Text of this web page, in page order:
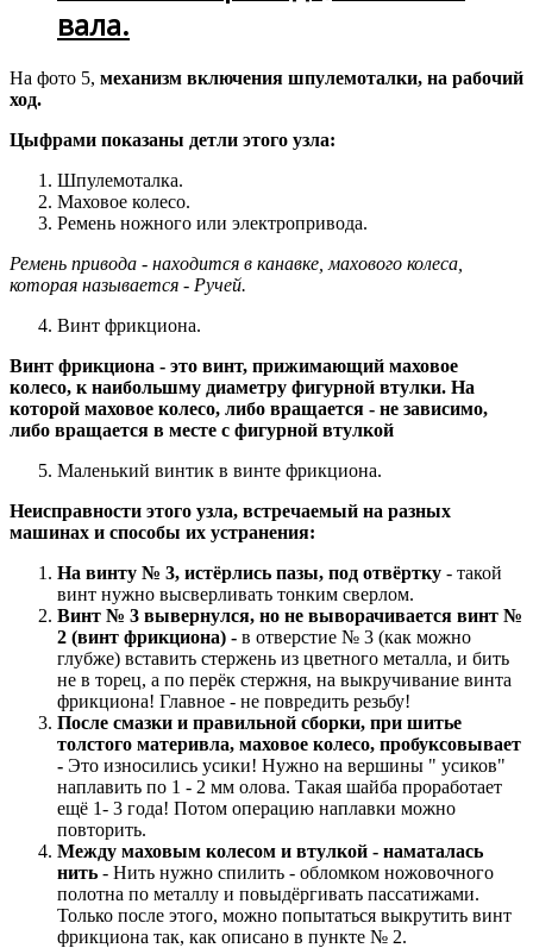
вала.
На фото 5, механизм включения шпулемоталки, на рабочий
ход.
Цыфрами показаны детли этого узла:
Шпулемоталка.
Маховое колесо.
Ремень ножного или электропривода.
Ремень привода - находится в канавке, махового колеса,
которая называется - Ручей.
Винт фрикциона.
Винт фрикциона - это винт, прижимающий маховое
колесо, к наибольшму диаметру фигурной втулки. На
которой маховое колесо, либо вращается - не зависимо,
либо вращается в месте с фигурной втулкой
Маленький винтик в винте фрикциона.
Неисправности этого узла, встречаемый на разных
машинах и способы их устранения:
На винту № 3, истёрлись пазы, под отвёртку - такой
винт нужно высверливать тонким сверлом.
Винт № 3 вывернулся, но не выворачивается винт №
2 (винт фрикциона) - в отверстие № 3 (как можно
глубже) вставить стержень из цветного металла, и бить
не в торец, а по перёк стержня, на выкручивание винта
фрикциона! Главное - не повредить резьбу!
После смазки и правильной сборки, при шитье
толстого материвла, маховое колесо, пробуксовывает
- Это износились усики! Нужно на вершины " усиков"
наплавить по 1 - 2 мм олова. Такая шайба проработает
ещё 1- 3 года! Потом операцию наплавки можно
повторить.
Между маховым колесом и втулкой - наматалась
нить - Нить нужно спилить - обломком ножовочного
полотна по металлу и повыдёргивать пассатижами.
Только после этого, можно попытаться выкрутить винт
фрикциона так, как описано в пункте № 2.